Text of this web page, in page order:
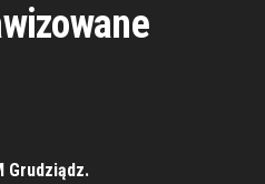
Grudziądz.